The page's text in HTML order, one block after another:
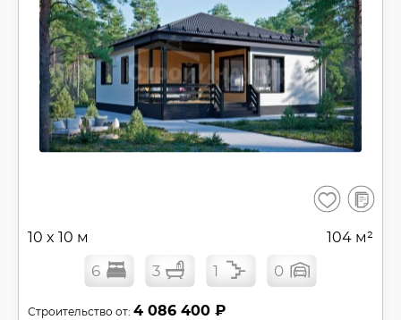
Сохранить
В
10 x 10 м 104 м²
6 3 1 0
Строительство от: 4 086 400 ₽